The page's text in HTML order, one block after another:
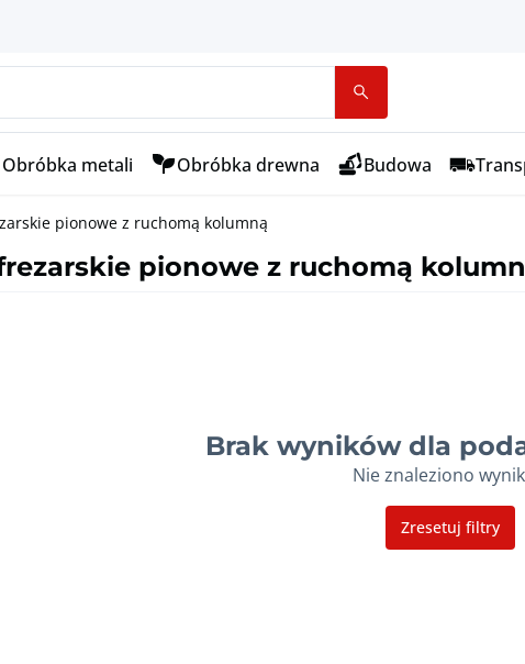
Obróbka metali Obróbka drewna Budowa
pionowe z ruchomą kolumną
pionowe z ruchomą
Brak wyników dla
Nie znaleziono
Zresetuj filtry